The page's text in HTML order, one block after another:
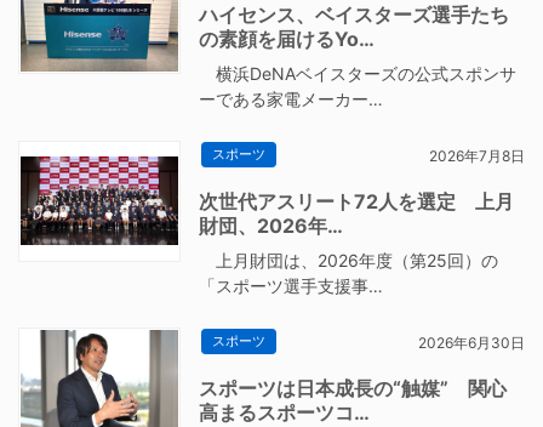
ハイセンス、ベイスターズ選手たち
の素顔を届けるYo…
横浜DeNAベイスターズの公式スポンサ
ーである家電メーカー…
スポーツ 2026年7月8日
次世代アスリート72人を選定 上月
財団、2026年…
上月財団は、2026年度（第25回）の
「スポーツ選手支援事…
スポーツ 2026年6月30日
スポーツは日本成長の“触媒” 関心
高まるスポーツコ…